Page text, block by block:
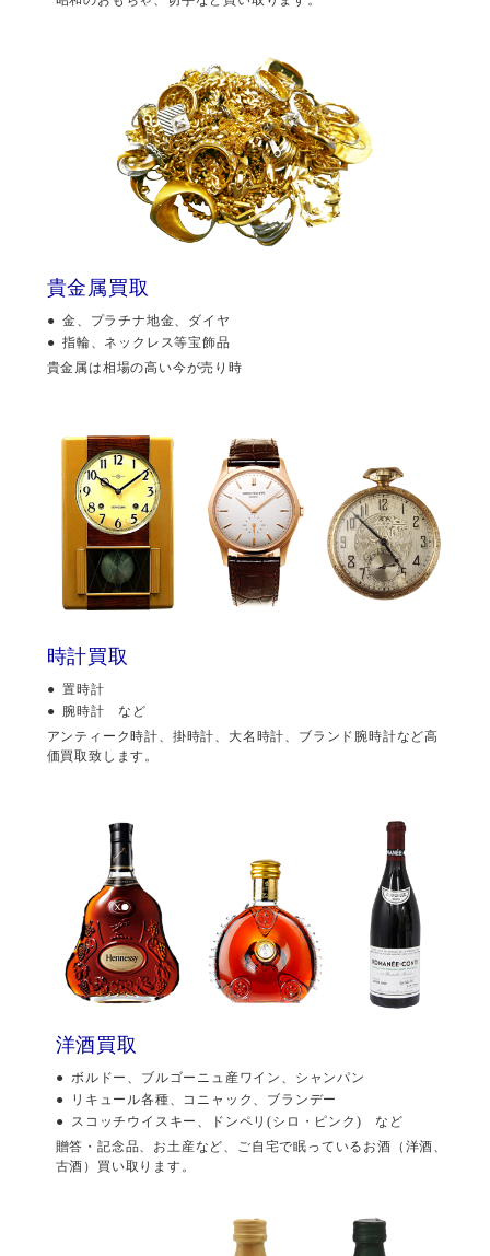
貴金属買取
金、プラチナ地金、ダイヤ
指輪、ネックレス等宝飾品
貴金属は相場の高い今が売り時
時計買取
置時計
腕時計 など
アンティーク時計、掛時計、大名時計、ブランド腕時計など高
価買取致します。
洋酒買取
ボルドー、ブルゴーニュ産ワイン、シャンパン
リキュール各種、コニャック、ブランデー
スコッチウイスキー、ドンペリ(シロ・ピンク) など
贈答・記念品、お土産など、ご自宅で眠っているお酒（洋酒、
古酒）買い取ります。